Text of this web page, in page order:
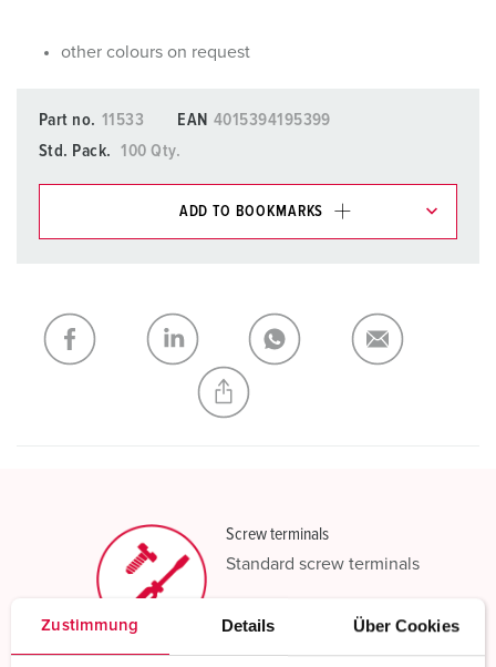
Zustimmung Details Über Cookies
other colours on request
Part no. 11533 EAN 4015394195399
Std. Pack.
100 Qty.
ADD TO BOOKMARKS
My list ADD
CREATE A NEW LIST
Screw terminals
Standard screw terminals
Read more